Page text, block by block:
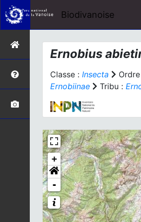
Biodivanoise
Ernobius
Classe : Insecta
Ernobiinae
Tribu :
+
-